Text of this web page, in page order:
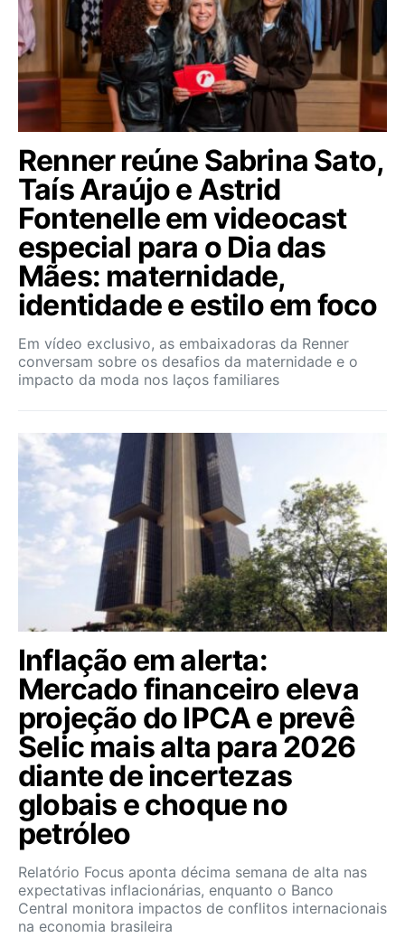
Renner reúne Sabrina Sato,
Taís Araújo e Astrid
Fontenelle em videocast
especial para o Dia das
Mães: maternidade,
identidade e estilo em foco
Em vídeo exclusivo, as embaixadoras da Renner
conversam sobre os desafios da maternidade e o
impacto da moda nos laços familiares
Inflação em alerta:
Mercado financeiro eleva
projeção do IPCA e prevê
Selic mais alta para 2026
diante de incertezas
globais e choque no
petróleo
Relatório Focus aponta décima semana de alta nas
expectativas inflacionárias, enquanto o Banco
Central monitora impactos de conflitos internacionais
na economia brasileira